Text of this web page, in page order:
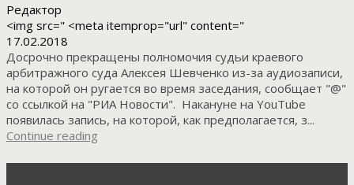
Редактор
<img src=" <meta itemprop="url" content="
17.02.2018
Досрочно прекращены полномочия судьи краевого
арбитражного суда Алексея Шевченко из-за аудиозаписи,
на которой он ругается во время заседания, сообщает "@"
со ссылкой на "РИА Новости". Накануне на YouTube
появилась запись, на которой, как предполагается, з...
Continue reading